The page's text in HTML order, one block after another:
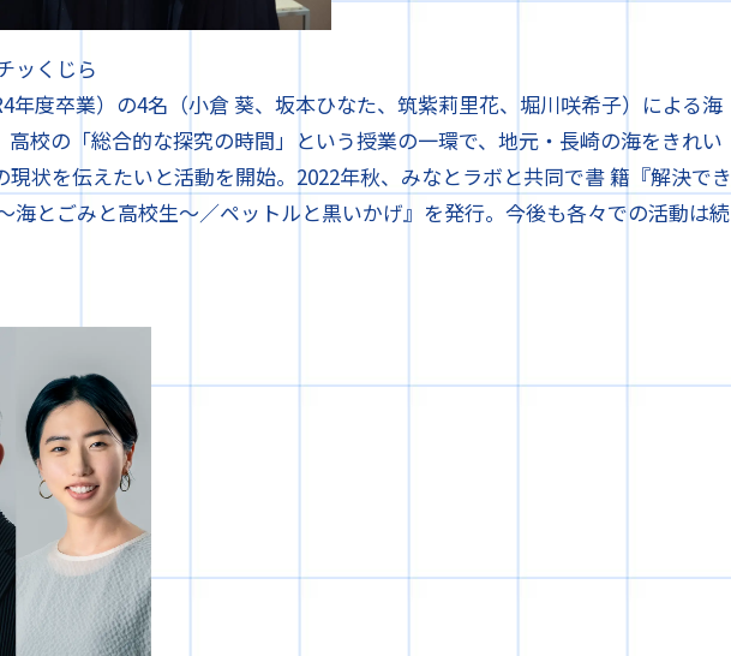
ッくじら
年度卒業）の4名（小倉 葵、坂本ひなた、筑紫莉里花、堀川咲希子）による海
校の「総合的な探究の時間」という授業の一環で、地元・長崎の海をきれい
状を伝えたいと活動を開始。2022年秋、みなとラボと共同で書 籍『解決でき
海とごみと高校生～／ペットルと黒いかげ』を発行。今後も各々での活動は続